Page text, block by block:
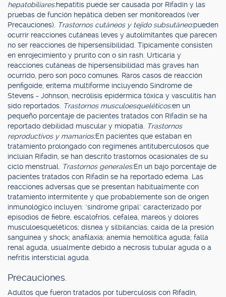
hepatobiliares:hepatitis puede ser causada por Rifadin y las
pruebas de función hepática deben ser monitoreados (ver
Precauciones). Trastornos cutáneos y tejido subsutáneo:pueden
ocurrir reacciones cutáneas leves y autolimitantes que parecen
no ser reacciones de hipersensibilidad. Típicamente consisten
en enrojecimiento y prurito con o sin rash. Urticaria y
reacciones cutáneas de hipersensibilidad más graves han
ocurrido, pero son poco comunes. Raros casos de reacción
penfigoide, eritema multiforme incluyendo Síndrome de
Stevens - Johnson, necrólisis epidérmica tóxica y vasculitis han
sido reportados. Trastornos musculoesqueléticos:en un
pequeño porcentaje de pacientes tratados con Rifadin se ha
reportado debilidad muscular y miopatía.
Trastornos
reproductivos y mamarios:En pacientes que estaban en
tratamiento prolongado con regímenes antituberculosos que
incluían Rifadin, se han descrito trastornos ocasionales de su
ciclo menstrual.
Trastornos generales:En un bajo porcentaje de
pacientes tratados con Rifadin se ha reportado edema. Las
reacciones adversas que se presentan habitualmente con
tratamiento intermitente y que probablemente son de origen
inmunológico incluyen: "síndrome gripal" caracterizado por
episodios de fiebre, escalofríos, cefalea, mareos y dolores
musculoesqueléticos; disnea y silbilancias; caída de la presión
sanguínea y shock; anafilaxia; anemia hemolítica aguda; falla
renal aguda, usualmente debido a necrosis tubular aguda o a
nefritis intersticial aguda.
Precauciones.
Adultos que fueron tratados por tuberculosis con Rifadin,